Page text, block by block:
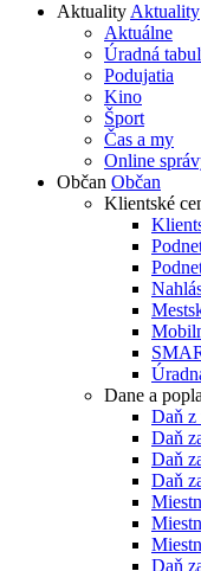
AktualityAktuality
Aktuálne
Úradná
Podujatia
Kino
Šport
Čas a my
Online
Občan Občan
Klientské
Dane a
Daň z
Daň
Daň
Daň
Daň